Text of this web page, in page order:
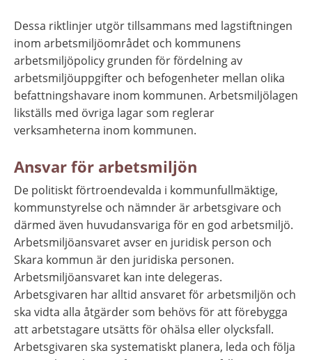
Dessa riktlinjer utgör tillsammans med lagstiftningen
inom arbetsmiljöområdet och kommunens
arbetsmiljöpolicy grunden för fördelning av
arbetsmiljöuppgifter och befogenheter mellan olika
befattningshavare inom kommunen. Arbetsmiljölagen
likställs med övriga lagar som reglerar
verksamheterna inom kommunen.
Ansvar för arbetsmiljön
De politiskt förtroendevalda i kommunfullmäktige,
kommunstyrelse och nämnder är arbetsgivare och
därmed även huvudansvariga för en god arbetsmiljö.
Arbetsmiljöansvaret avser en juridisk person och
Skara kommun är den juridiska personen.
Arbetsmiljöansvaret kan inte delegeras.
Arbetsgivaren har alltid ansvaret för arbetsmiljön och
ska vidta alla åtgärder som behövs för att förebygga
att arbetstagare utsätts för ohälsa eller olycksfall.
Arbetsgivaren ska systematiskt planera, leda och följa